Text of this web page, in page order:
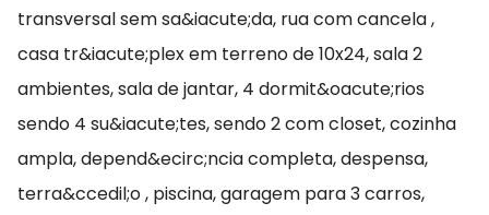
transversal sem sa&iacute;da, rua com cancela ,
casa tr&iacute;plex em terreno de 10x24, sala 2
ambientes, sala de jantar, 4 dormit&oacute;rios
sendo 4 su&iacute;tes, sendo 2 com closet, cozinha
ampla, depend&ecirc;ncia completa, despensa,
terra&ccedil;o , piscina, garagem para 3 carros,